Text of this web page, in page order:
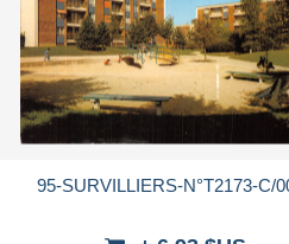
95-SURVILLIERS-N°T2173-C/